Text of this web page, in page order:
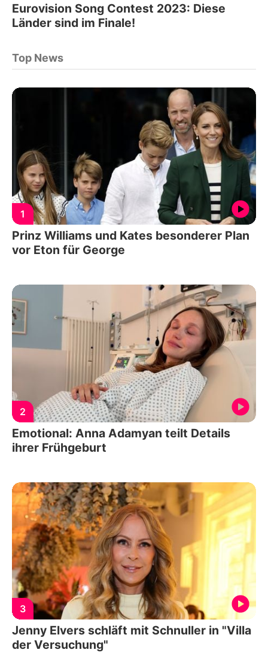
Eurovision Song Contest 2023: Diese
Länder sind im Finale!
Top News
1
Prinz Williams und Kates besonderer Plan
vor Eton für George
2
Emotional: Anna Adamyan teilt Details
ihrer Frühgeburt
3
Jenny Elvers schläft mit Schnuller in "Villa
der Versuchung"